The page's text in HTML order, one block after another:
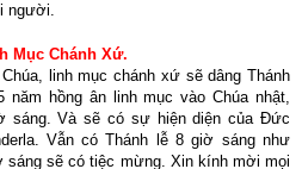
người.
Mục Chánh Xứ.
linh mục chánh xứ sẽ dâng Thánh
năm hồng ân linh mục vào Chúa nhật,
sáng. Và sẽ có sự hiện diện của Đức
Vẫn có Thánh lễ 8 giờ sáng như
sẽ có tiệc mừng. Xin kính mời mọi